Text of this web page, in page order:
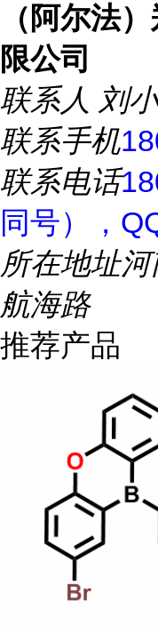
（阿尔法
限公司
联系人 刘
联系手机
联系电话
同号），
所在地址河
航海路
推荐产品